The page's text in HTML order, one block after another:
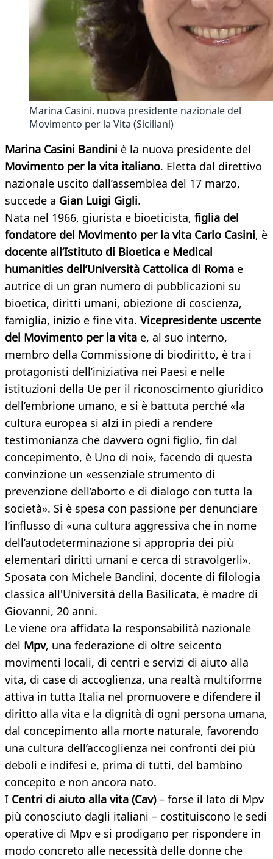
Marina Casini, nuova presidente nazionale del
Movimento per la Vita (Siciliani)
Marina Casini Bandini è la nuova presidente del
Movimento per la vita italiano. Eletta dal direttivo
nazionale uscito dall’assemblea del 17 marzo,
succede a Gian Luigi Gigli.
Nata nel 1966, giurista e bioeticista, figlia del
fondatore del Movimento per la vita Carlo Casini, è
docente all’Istituto di Bioetica e Medical
humanities dell’Università Cattolica di Roma e
autrice di un gran numero di pubblicazioni su
bioetica, diritti umani, obiezione di coscienza,
famiglia, inizio e fine vita. Vicepresidente uscente
del Movimento per la vita e, al suo interno,
membro della Commissione di biodiritto, è tra i
protagonisti dell’iniziativa nei Paesi e nelle
istituzioni della Ue per il riconoscimento giuridico
dell’embrione umano, e si è battuta perché «la
cultura europea si alzi in piedi a rendere
testimonianza che davvero ogni figlio, fin dal
concepimento, è Uno di noi», facendo di questa
convinzione un «essenziale strumento di
prevenzione dell’aborto e di dialogo con tutta la
società». Si è spesa con passione per denunciare
l’influsso di «una cultura aggressiva che in nome
dell’autodeterminazione si appropria dei più
elementari diritti umani e cerca di stravolgerli».
Sposata con Michele Bandini, docente di filologia
classica all'Università della Basilicata, è madre di
Giovanni, 20 anni.
Le viene ora affidata la responsabilità nazionale
del Mpv, una federazione di oltre seicento
movimenti locali, di centri e servizi di aiuto alla
vita, di case di accoglienza, una realtà multiforme
attiva in tutta Italia nel promuovere e difendere il
diritto alla vita e la dignità di ogni persona umana,
dal concepimento alla morte naturale, favorendo
una cultura dell’accoglienza nei confronti dei più
deboli e indifesi e, prima di tutti, del bambino
concepito e non ancora nato.
I Centri di aiuto alla vita (Cav)– forse il lato di Mpv
più conosciuto dagli italiani – costituiscono le sedi
operative di Mpv e si prodigano per rispondere in
modo concreto alle necessità delle donne che